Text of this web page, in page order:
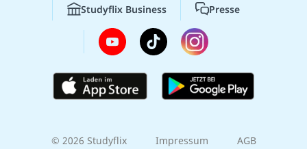
Studyflix Business Presse
© 2026 Studyflix Impressum AGB